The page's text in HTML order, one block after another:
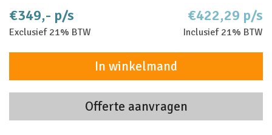
€349,- p/s
Exclusief 21% BTW
€422,29 p/s
Inclusief 21% BTW
In winkelmand
Offerte aanvragen